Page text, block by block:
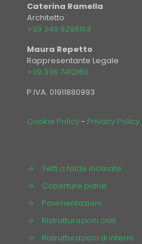
Caterina Ramella
Architetto
+39 349 8298163
Maura Repetto
Rappresentante Legale
+39 338 7412160
P.IVA. 01911880993
Cookie Policy- Privacy Policy
→
Tetti a falde inclinate
→
Coperture piane
→
Pavimentazioni
→
Ristrutturazioni civili
→
Ristrutturazioni di interni